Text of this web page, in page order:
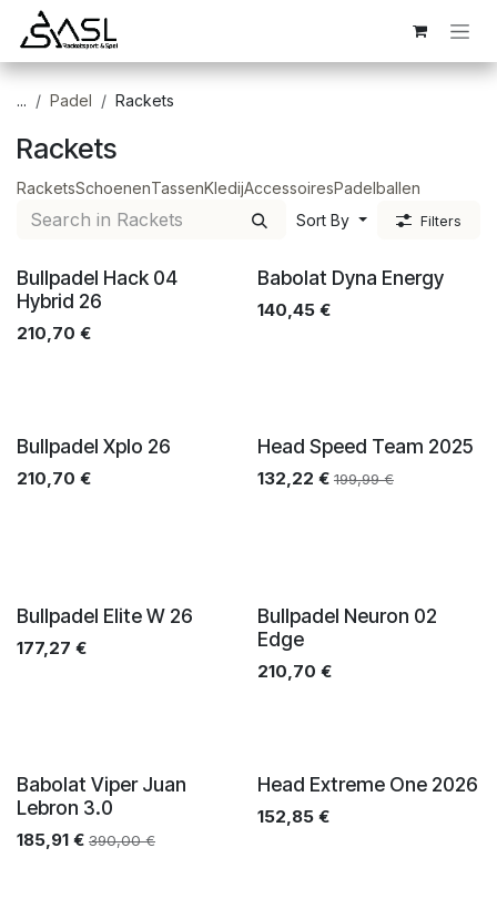
Overslaan naar inhoud
... Padel Rackets
Rackets
RacketsSchoenenTassenKledijAccessoiresPadelballen
Sort By
Filters
Bullpadel Hack 04
Hybrid 26
210,70 €
Babolat Dyna Energy
140,45€
Bullpadel Xplo 26
210,70 €
Head Speed Team 2025
132,22 € 199,99€
Bullpadel Elite W 26
177,27 €
Bullpadel Neuron 02
Edge
210,70 €
Babolat Viper Juan
Lebron 3.0
185,91 € 390,00€
Head Extreme One 2026
152,85€